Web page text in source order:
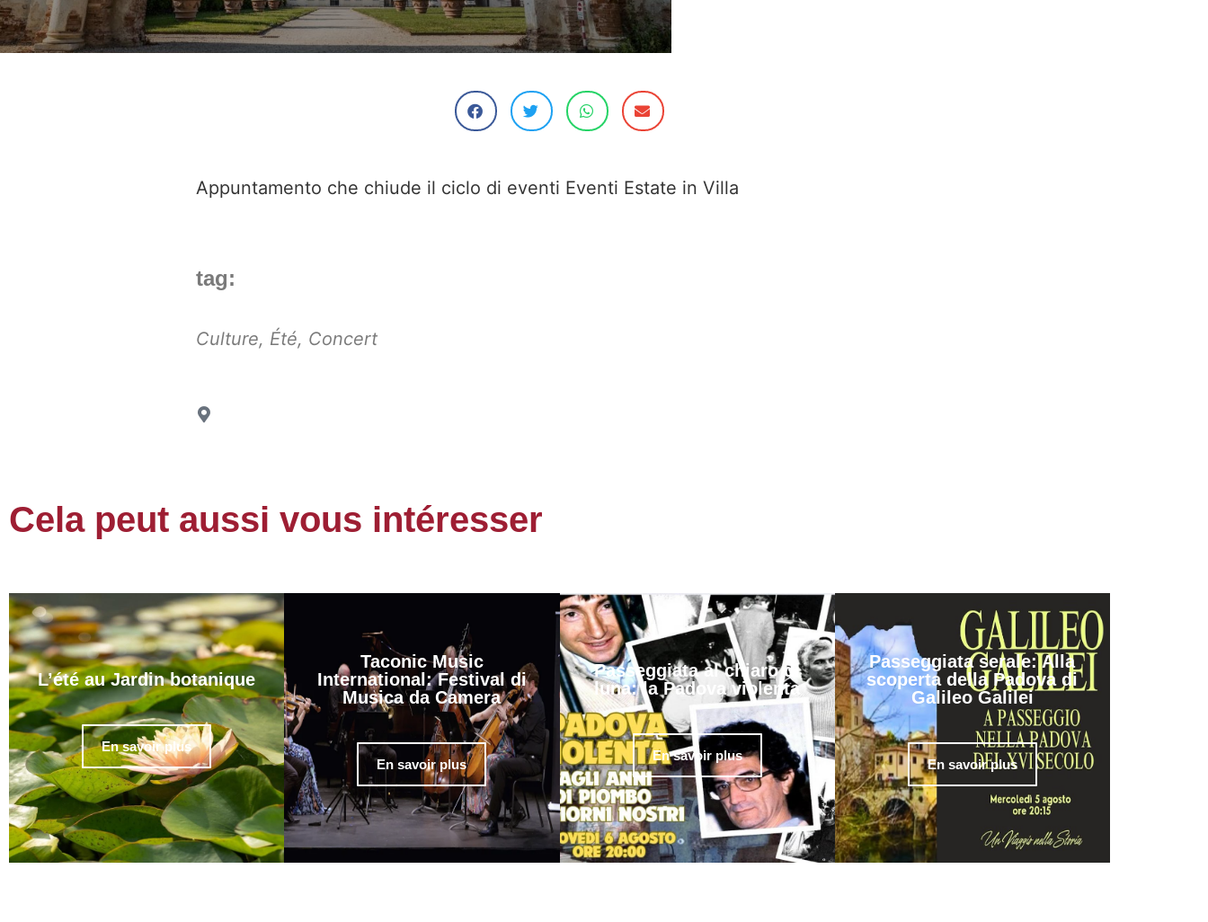
Appuntamento che chiude il ciclo di eventi Eventi Estate in Villa
tag:
Culture, Été, Concert
Cela peut aussi vous intéresser
L’été au Jardin botanique
En savoir plus
Taconic Music
International: Festival di
Musica da Camera
En savoir plus
Passeggiata al chiaro di
luna: la Padova violenta
En savoir plus
Passeggiata serale: Alla
scoperta della Padova di
Galileo Galilei
En savoir plus